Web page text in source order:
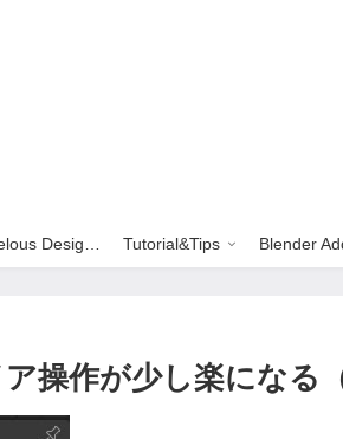
Tutorial&Tips Blender
操作が少し楽になる